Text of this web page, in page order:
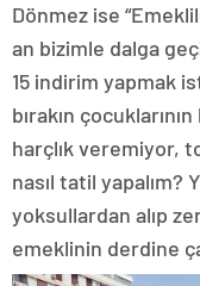
Dönmez ise
an bizimle dalga
15 indirim yapmak
bırakın
harçlık veremiyor,
nasıl tatil yapalım?
yoksullardan alıp
emeklinin derdine